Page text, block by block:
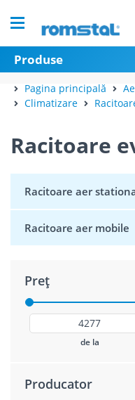
Produse
Pagina principală
Climatizare
Racitoare
Racitoare aer
Racitoare aer mobile
Preț
de la
Producator